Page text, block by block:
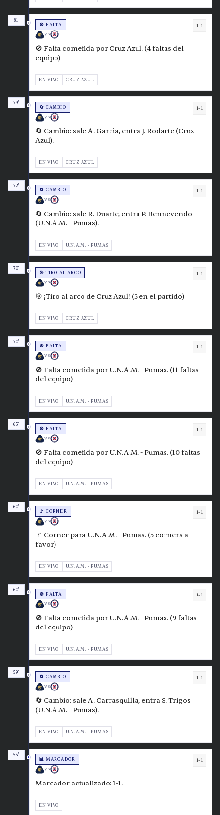
81'
🚫 FALTA
VS
1-1
🚫 Falta cometida por Cruz Azul. (4 faltas del
equipo)
EN VIVO CRUZ AZUL
79'
🔄 CAMBIO
VS
1-1
🔄 Cambio: sale A. Garcia, entra J. Rodarte (Cruz
Azul).
EN VIVO CRUZ AZUL
72'
🔄 CAMBIO
VS
1-1
🔄 Cambio: sale R. Duarte, entra P. Bennevendo
(U.N.A.M. - Pumas).
EN VIVO U.N.A.M. - PUMAS
70'
🎯 TIRO AL ARCO
VS
1-1
🎯 ¡Tiro al arco de Cruz Azul! (5 en el partido)
EN VIVO CRUZ AZUL
70'
🚫 FALTA
VS
1-1
🚫 Falta cometida por U.N.A.M. - Pumas. (11 faltas
del equipo)
EN VIVO U.N.A.M. - PUMAS
65'
🚫 FALTA
VS
1-1
🚫 Falta cometida por U.N.A.M. - Pumas. (10 faltas
del equipo)
EN VIVO U.N.A.M. - PUMAS
60'
🚩 CORNER
VS
1-1
🚩 Corner para U.N.A.M. - Pumas. (5 córners a
favor)
EN VIVO U.N.A.M. - PUMAS
60'
🚫 FALTA
VS
1-1
🚫 Falta cometida por U.N.A.M. - Pumas. (9 faltas
del equipo)
EN VIVO U.N.A.M. - PUMAS
59'
🔄 CAMBIO
VS
1-1
🔄 Cambio: sale A. Carrasquilla, entra S. Trigos
(U.N.A.M. - Pumas).
EN VIVO U.N.A.M. - PUMAS
55'
📊 MARCADOR
VS
1-1
Marcador actualizado: 1-1.
EN VIVO